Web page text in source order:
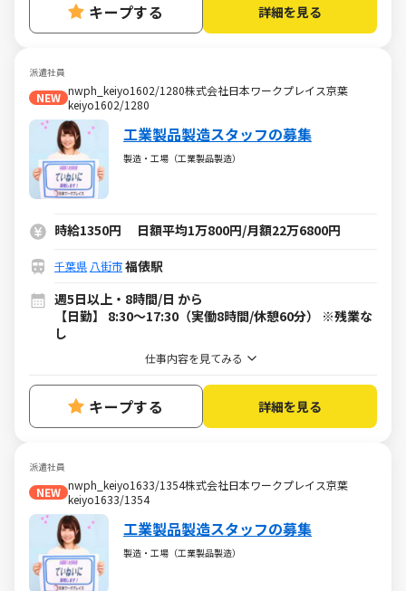
キープする 詳細を見る
派遣社員
NEW nwph_keiyo1602/1280株式会社日本ワークプレイス京葉
keiyo1602/1280
工業製品製造スタッフの募集
製造・工場（工業製品製造）
時給1350円 日額平均1万800円/月額22万6800円
千葉県 八街市福俵駅
週5日以上・8時間/日 から
【日勤】 8:30～17:30（実働8時間/休憩60分） ※残業な
し
仕事内容を見てみる
キープする 詳細を見る
派遣社員
NEW nwph_keiyo1633/1354株式会社日本ワークプレイス京葉
keiyo1633/1354
工業製品製造スタッフの募集
製造・工場（工業製品製造）